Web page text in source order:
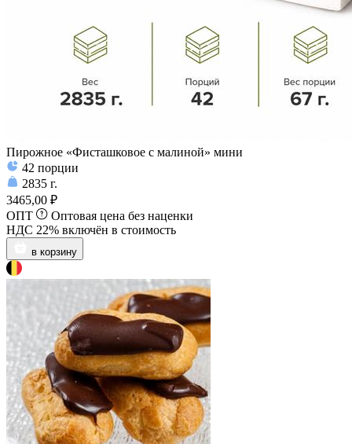
Пирожное «Фисташковое с малиной» мини
42 порции
2835 г.
3465,00 ₽
ОПТ
Оптовая цена без наценки
НДС 22% включён в стоимость
в корзину